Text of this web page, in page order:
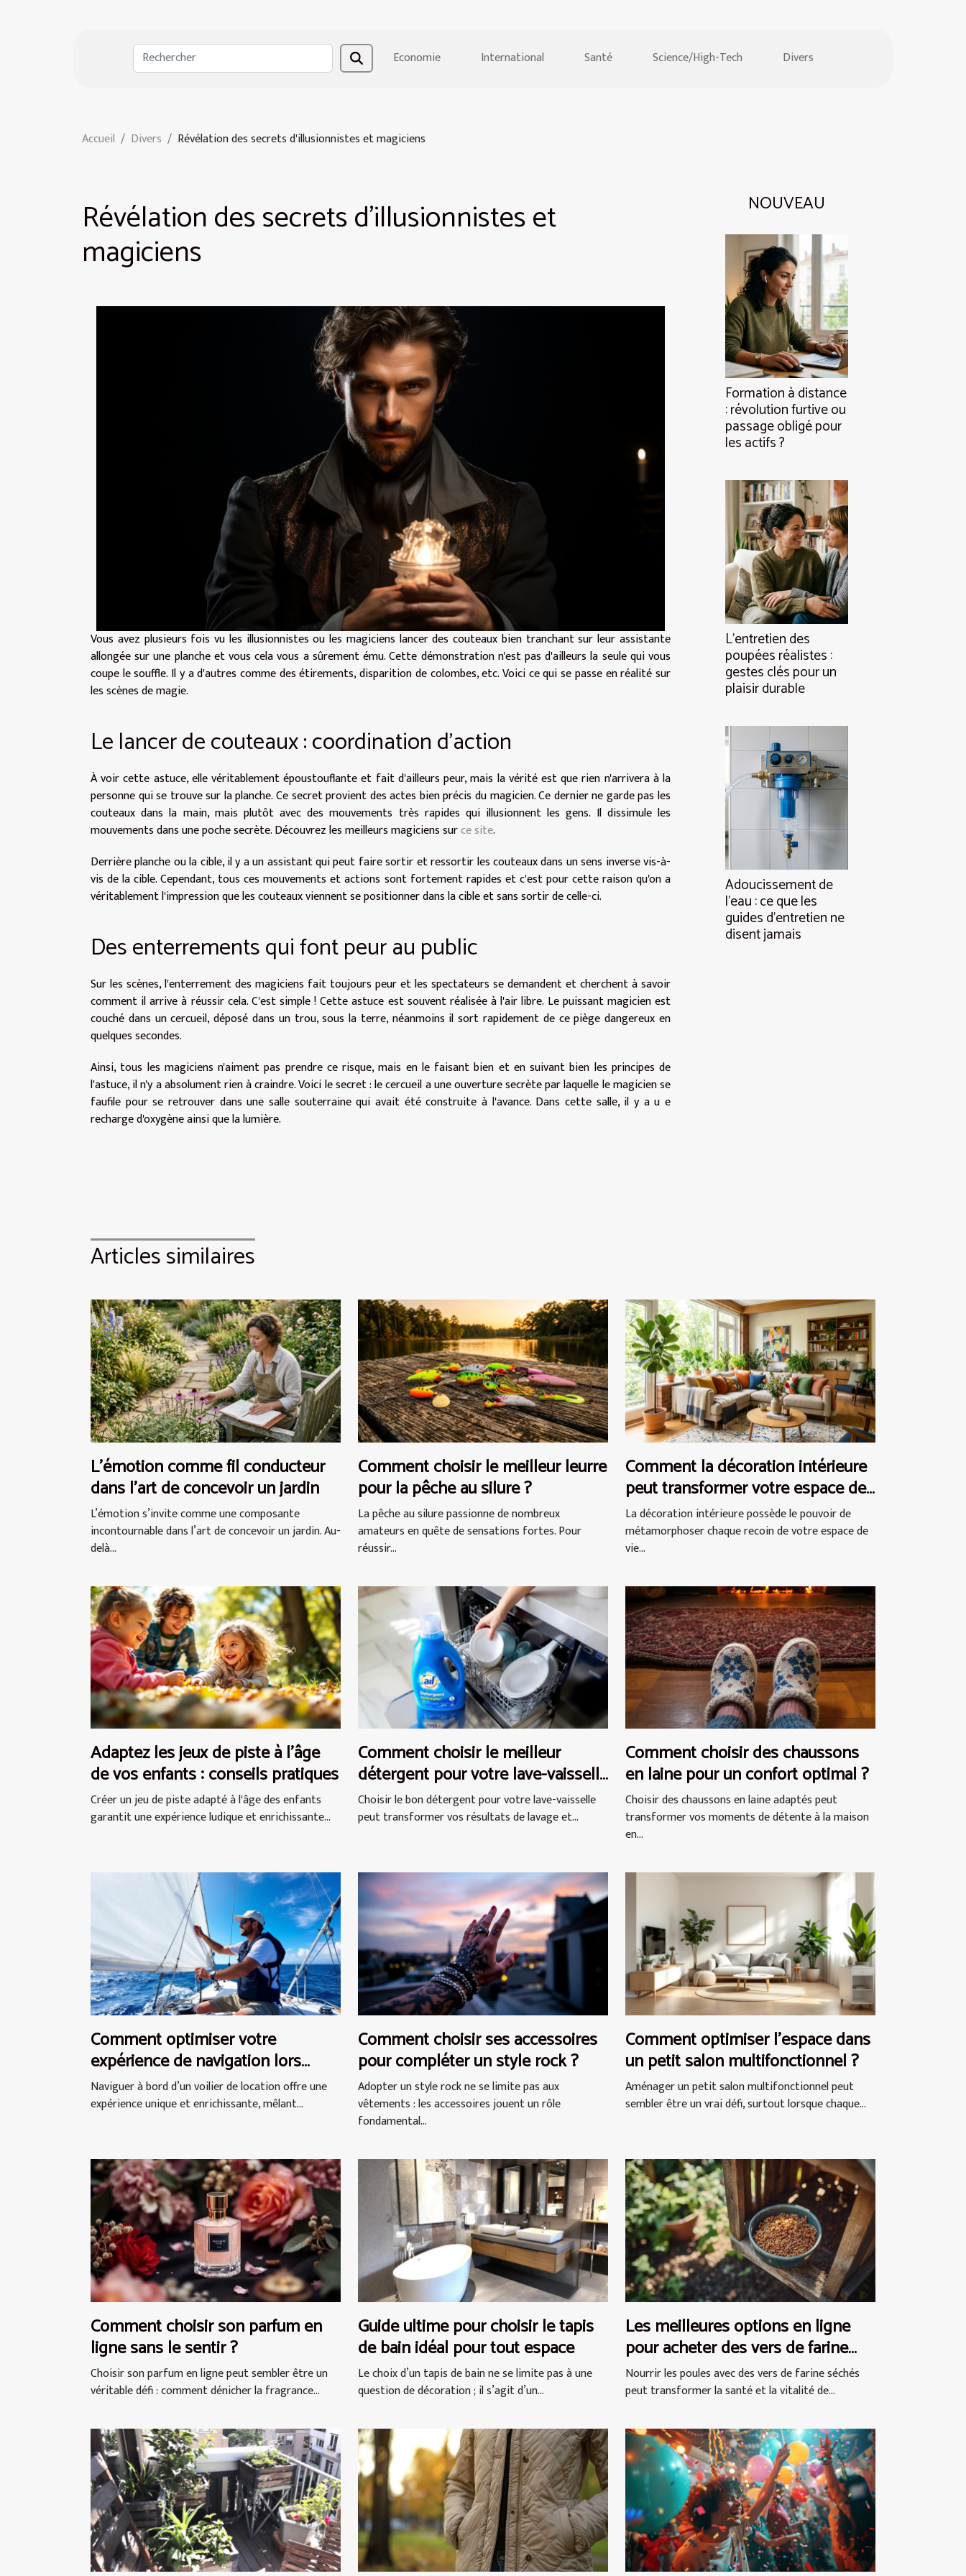
Economie International Santé Science/High-Tech Divers
Accueil Divers Révélation des secrets d'illusionnistes et magiciens
Révélation des secrets d'illusionnistes et
magiciens
Vous avez plusieurs fois vu les illusionnistes ou les magiciens lancer des couteaux bien tranchant sur leur assistante
allongée sur une planche et vous cela vous a sûrement ému. Cette démonstration n'est pas d'ailleurs la seule qui vous
coupe le souffle. Il y a d'autres comme des étirements, disparition de colombes, etc. Voici ce qui se passe en réalité sur
les scènes de magie.
Le lancer de couteaux : coordination d'action
À voir cette astuce, elle véritablement époustouflante et fait d'ailleurs peur, mais la vérité est que rien n'arrivera à la
personne qui se trouve sur la planche. Ce secret provient des actes bien précis du magicien. Ce dernier ne garde pas les
couteaux dans la main, mais plutôt avec des mouvements très rapides qui illusionnent les gens. Il dissimule les
mouvements dans une poche secrète. Découvrez les meilleurs magiciens surce site.
Derrière planche ou la cible, il y a un assistant qui peut faire sortir et ressortir les couteaux dans un sens inverse vis-à-
vis de la cible. Cependant, tous ces mouvements et actions sont fortement rapides et c'est pour cette raison qu'on a
véritablement l'impression que les couteaux viennent se positionner dans la cible et sans sortir de celle-ci.
Des enterrements qui font peur au public
Sur les scènes, l'enterrement des magiciens fait toujours peur et les spectateurs se demandent et cherchent à savoir
comment il arrive à réussir cela. C'est simple ! Cette astuce est souvent réalisée à l'air libre. Le puissant magicien est
couché dans un cercueil, déposé dans un trou, sous la terre, néanmoins il sort rapidement de ce piège dangereux en
quelques secondes.
Ainsi, tous les magiciens n'aiment pas prendre ce risque, mais en le faisant bien et en suivant bien les principes de
l'astuce, il n'y a absolument rien à craindre. Voici le secret : le cercueil a une ouverture secrète par laquelle le magicien se
faufile pour se retrouver dans une salle souterraine qui avait été construite à l'avance. Dans cette salle, il y a u e
recharge d'oxygène ainsi que la lumière.
NOUVEAU
Formation à distance
: révolution furtive ou
passage obligé pour
les actifs ?
L’entretien des
poupées réalistes :
gestes clés pour un
plaisir durable
Adoucissement de
l’eau : ce que les
guides d’entretien ne
disent jamais
Articles similaires
L’émotion comme fil conducteur
dans l’art de concevoir un jardin
L’émotion s’invite comme une composante
incontournable dans l’art de concevoir un jardin. Au-
delà...
Comment choisir le meilleur leurre
pour la pêche au silure ?
La pêche au silure passionne de nombreux
amateurs en quête de sensations fortes. Pour
réussir...
Comment la décoration intérieure
peut transformer votre espace de
vie ?
La décoration intérieure possède le pouvoir de
métamorphoser chaque recoin de votre espace de
vie...
Adaptez les jeux de piste à l'âge
de vos enfants : conseils pratiques
Créer un jeu de piste adapté à l'âge des enfants
garantit une expérience ludique et enrichissante...
Comment choisir le meilleur
détergent pour votre lave-vaisselle
?
Choisir le bon détergent pour votre lave-vaisselle
peut transformer vos résultats de lavage et...
Comment choisir des chaussons
en laine pour un confort optimal ?
Choisir des chaussons en laine adaptés peut
transformer vos moments de détente à la maison
en...
Comment optimiser votre
expérience de navigation lors
d'une location de voilier ?
Naviguer à bord d’un voilier de location offre une
expérience unique et enrichissante, mêlant...
Comment choisir ses accessoires
pour compléter un style rock ?
Adopter un style rock ne se limite pas aux
vêtements : les accessoires jouent un rôle
fondamental...
Comment optimiser l'espace dans
un petit salon multifonctionnel ?
Aménager un petit salon multifonctionnel peut
sembler être un vrai défi, surtout lorsque chaque...
Comment choisir son parfum en
ligne sans le sentir ?
Choisir son parfum en ligne peut sembler être un
véritable défi : comment dénicher la fragrance...
Guide ultime pour choisir le tapis
de bain idéal pour tout espace
Le choix d’un tapis de bain ne se limite pas à une
question de décoration ; il s’agit d’un...
Les meilleures options en ligne
pour acheter des vers de farine
séchés pour les poules
Nourrir les poules avec des vers de farine séchés
peut transformer la santé et la vitalité de...